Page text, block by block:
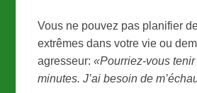
Vous ne pouvez pas planifier
extrêmes dans votre vie ou
agresseur:«Pourriez-vous
minutes. J’ai besoin de